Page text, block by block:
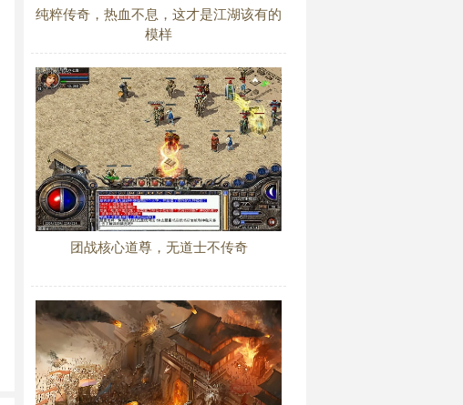
纯粹传奇，热血不息，这才是江湖该有的
模样
团战核心道尊，无道士不传奇